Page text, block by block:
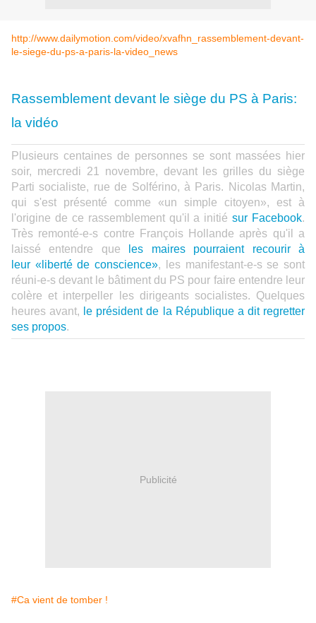
http://www.dailymotion.com/video/xvafhn_rassemblement-devant-
le-siege-du-ps-a-paris-la-video_news
Rassemblement devant le siège du PS à Paris:
la vidéo
Plusieurs centaines de personnes se sont massées hier
soir, mercredi 21 novembre, devant les grilles du siège
Parti socialiste, rue de Solférino, à Paris. Nicolas Martin,
qui s'est présenté comme «un simple citoyen», est à
l'origine de ce rassemblement qu'il a initiésur Facebook.
Très remonté-e-s contre François Hollande après qu'il a
laissé entendre que les maires pourraient recourir à
leur «liberté de conscience», les manifestant-e-s se sont
réuni-e-s devant le bâtiment du PS pour faire entendre leur
colère et interpeller les dirigeants socialistes. Quelques
heures avant, le président de la République a dit regretter
ses propos.
Publicité
#Ca vient de tomber !